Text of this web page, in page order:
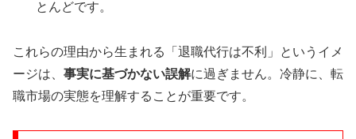
とんどです。
これらの理由から生まれる「退職代行は不利」というイメ
ージは、 事実に基づかない誤解に過ぎません。冷静に、転
職市場の実態を理解することが重要です。